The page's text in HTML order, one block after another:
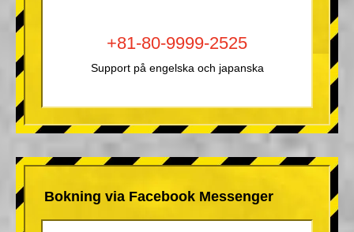
+81-80-9999-2525
Support på engelska och japanska
Bokning via Facebook Messenger